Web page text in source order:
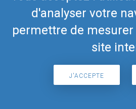
d'analyser votre
permettre de
site
J'ACCEPTE